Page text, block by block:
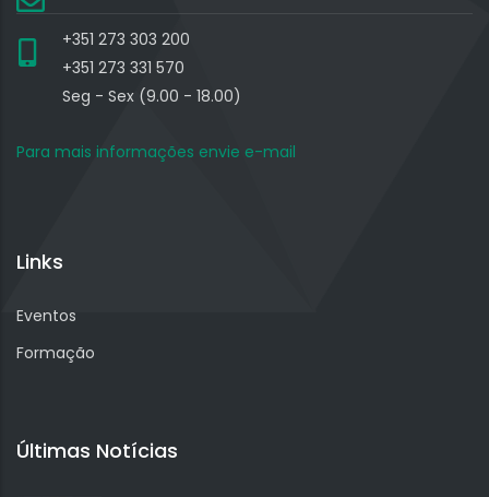
+351 273 303 200
+351 273 331 570
Seg - Sex (9.00 - 18.00)
Para mais informações envie e-mail
Links
Eventos
Formação
Últimas Notícias